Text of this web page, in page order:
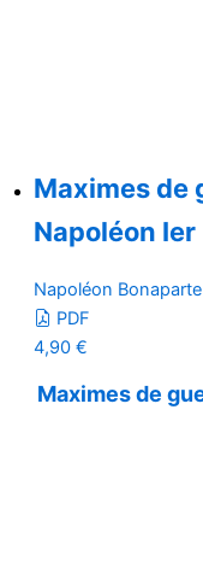
Maximes de
Napoléon Ier
Napoléon Bonaparte
PDF
4,90 €
Maximes de